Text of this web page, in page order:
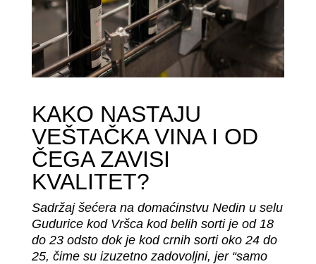
KAKO NASTAJU
VEŠTAČKA VINA I OD
ČEGA ZAVISI
KVALITET?
Sadržaj šećera na domaćinstvu Nedin u selu
Gudurice kod Vršca kod belih sorti je od 18
do 23 odsto dok je kod crnih sorti oko 24 do
25, čime su izuzetno zadovoljni, jer “samo